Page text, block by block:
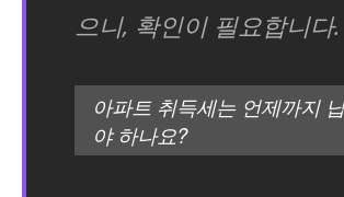
으니, 확인이 필요합니다.
아파트 취득세는 언제까지
야 하나요?